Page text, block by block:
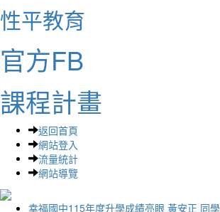
性平教育
官方FB
課程計畫
返回首頁
網站登入
流量統計
網站導覽
幸福國中115年度升學成績亮眼 黃安正 同